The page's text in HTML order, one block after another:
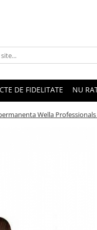
DE FIDELITATE NU
Wella